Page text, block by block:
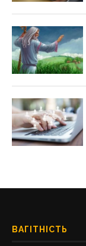
ВАГІТНІСТЬ